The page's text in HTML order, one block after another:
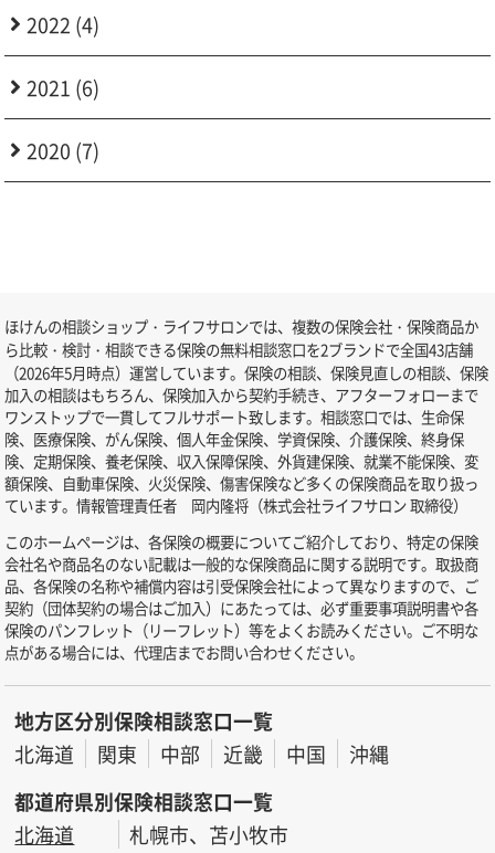
2022 (4)
2021 (6)
2020 (7)
ほけんの相談ショップ・ライフサロンでは、複数の保険会社・保険商品か
ら比較・検討・相談できる保険の無料相談窓口を2ブランドで全国43店舗
（2026年5月時点）運営しています。保険の相談、保険見直しの相談、保険
加入の相談はもちろん、保険加入から契約手続き、アフターフォローまで
ワンストップで一貫してフルサポート致します。相談窓口では、生命保
険、医療保険、がん保険、個人年金保険、学資保険、介護保険、終身保
険、定期保険、養老保険、収入保障保険、外貨建保険、就業不能保険、変
額保険、自動車保険、火災保険、傷害保険など多くの保険商品を取り扱っ
ています。情報管理責任者 岡内隆将（株式会社ライフサロン 取締役）
このホームページは、各保険の概要についてご紹介しており、特定の保険
会社名や商品名のない記載は一般的な保険商品に関する説明です。取扱商
品、各保険の名称や補償内容は引受保険会社によって異なりますので、ご
契約（団体契約の場合はご加入）にあたっては、必ず重要事項説明書や各
保険のパンフレット（リーフレット）等をよくお読みください。ご不明な
点がある場合には、代理店までお問い合わせください。
地方区分別保険相談窓口一覧
北海道
関東 中部 近畿 中国
沖縄
都道府県別保険相談窓口一覧
北海道
札幌市、苫小牧市